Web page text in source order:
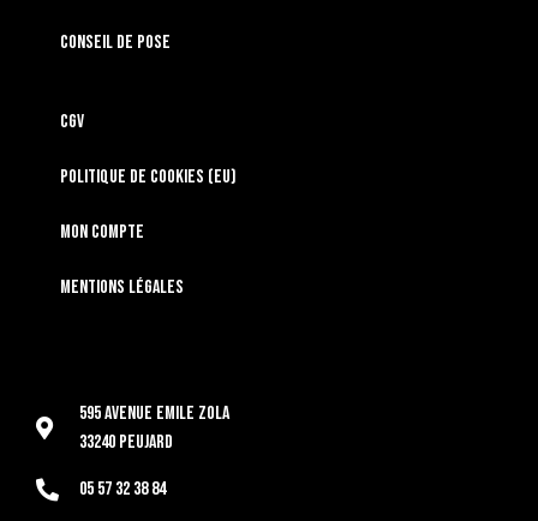
Conseil de pose
CGV
Politique de cookies (EU)
Mon compte
Mentions légales
595 Avenue Emile Zola
33240 Peujard
05 57 32 38 84